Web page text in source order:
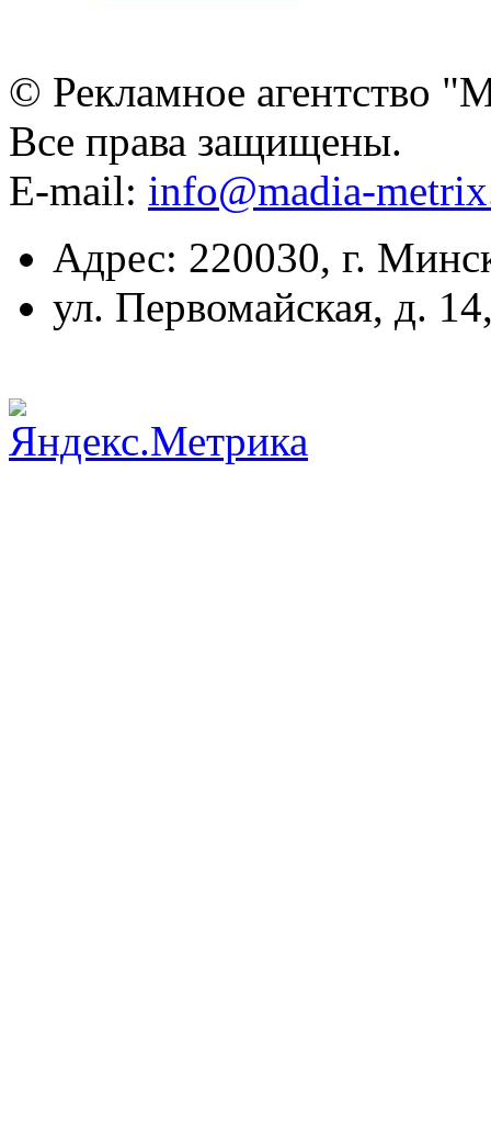
© Рекламное агентство
Все права защищены.
E-mail: info@madia-
Адрес: 220030, г.
ул. Первомайская, д.